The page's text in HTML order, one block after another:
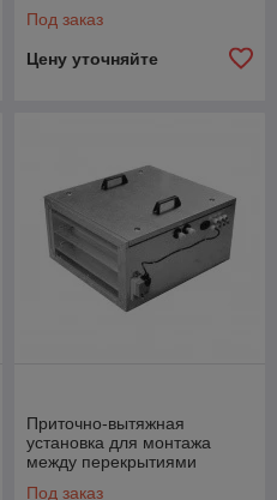
Под заказ
Цену уточняйте
Приточно-вытяжная
установка для монтажа
между перекрытиями
Под заказ